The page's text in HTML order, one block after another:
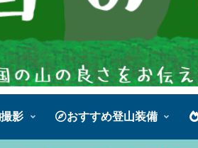
撮影 おすすめ登山装備